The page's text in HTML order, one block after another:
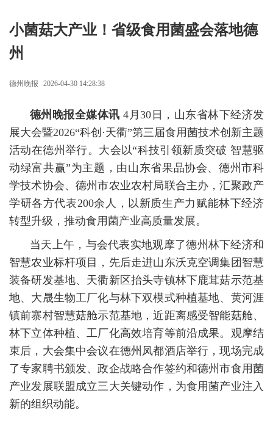
小菌菇大产业！省级食用菌盛会落地德
州
德州晚报 2026-04-30 14:28:38
德州晚报全媒体讯 4月30日，山东省林下经济发
展大会暨2026“科创·天衢”第三届食用菌技术创新主题
活动在德州举行。大会以“科技引领新质突破 智慧驱
动绿富共赢”为主题，由山东省果品协会、德州市科
学技术协会、德州市农业农村局联合主办，汇聚政产
学研各方代表200余人，以新质生产力赋能林下经济
转型升级，推动食用菌产业高质量发展。
当天上午，与会代表实地观摩了德州林下经济和
智慧农业标杆项目，先后走进山东沃克空调集团智慧
装备研发基地、天衢新区抬头寺镇林下鹿茸菇示范基
地、大晟生物工厂化与林下双模式种植基地、黄河涯
镇前寨村智慧菇舱示范基地，近距离感受智能菇舱、
林下立体种植、工厂化高效培育等前沿成果。观摩结
束后，大会集中会议在德州凤都酒店举行，现场完成
了专家聘书颁发、政企战略合作签约和德州市食用菌
产业发展联盟成立三大关键动作，为食用菌产业注入
新的组织动能。